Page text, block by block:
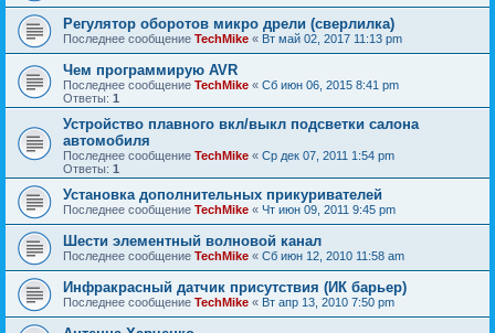
Регулятор оборотов микро дрели (сверлилка)
Последнее сообщение TechMike « Вт май 02, 2017 11:13 pm
Чем программирую AVR
Последнее сообщение TechMike « Сб июн 06, 2015 8:41 pm
Ответы: 1
Устройство плавного вкл/выкл подсветки салона
автомобиля
Последнее сообщение TechMike « Ср дек 07, 2011 1:54 pm
Ответы: 1
Установка дополнительных прикуривателей
Последнее сообщение TechMike « Чт июн 09, 2011 9:45 pm
Шести элементный волновой канал
Последнее сообщение TechMike « Сб июн 12, 2010 11:58 am
Инфракрасный датчик присутствия (ИК барьер)
Последнее сообщение TechMike « Вт апр 13, 2010 7:50 pm